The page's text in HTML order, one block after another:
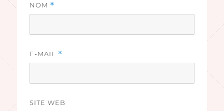
NOM *
E-MAIL *
SITE WEB